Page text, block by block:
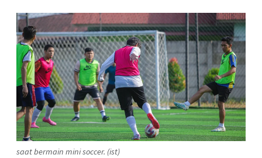
saat bermain mini soccer. (ist)